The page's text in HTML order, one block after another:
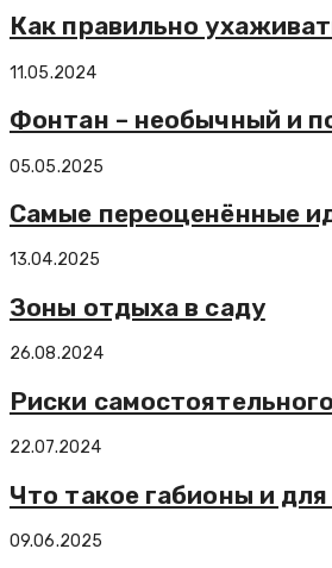
Как правильно
11.05.2024
Фонтан – необычный и
05.05.2025
Самые переоценённые
13.04.2025
Зоны отдыха в саду
26.08.2024
Риски
22.07.2024
Что такое габионы и
09.06.2025